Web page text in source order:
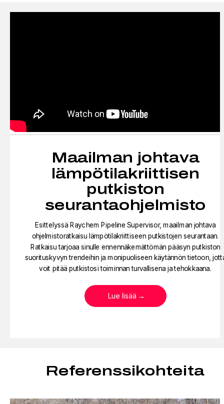
Maailman johtava
lämpötilakriittisen
putkiston
seurantaohjelmisto
Esittelyssä Raychem Pipeline Supervisor, maailman johtava
ohjelmistoratkaisu lämpötilakriittiseen putkistojen seurantaan.
Ratkaisu tarjoaa sinulle ennennäkemättömän pääsyn putkiston
suorituskyvyn trendeihin ja monipuoliseen käytännön tietoon,
voit pitää putkistosi toiminnan turvallisena ja tehokkaana.
Lue lisää
Referenssikohteita